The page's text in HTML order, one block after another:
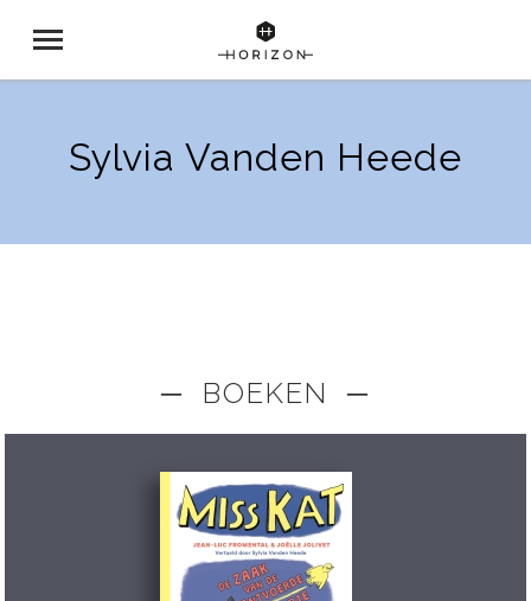
Sylvia Vanden Heede
─ BOEKEN ─